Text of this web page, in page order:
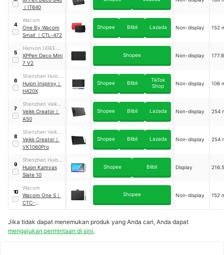
｜ IT640
4
Wacom
One By Wacom
Small ｜ CTL-472
Shopee Blibli Lazada Non-display 152
5
Hanvon UGEE
Technology
XPPen Deco Mini
7 V2
Shopee Non-display
6
Shenzhen Huion
Trend
Technology
Huion Inspiroy ｜
H420X
Shopee Blibli
TikTok
Shop
Non-display 106
7
Shenzhen Veikk
Technology
Veikk Creator ｜
A50
Shopee Blibli Lazada Non-display 254
8
Shenzhen Veikk
Technology
Veikk Creator ｜
VK1060Pro
Shopee Blibli Lazada Non-display 254
9
Shenzhen Huion
Trend
Technology
Huion Kamvas
Slate 10
Shopee Blibli Display
10
Wacom
Wacom One S ｜
CTC-
4110WL/WOC
Shopee Non-display 152
Jika tidak dapat menemukan produk yang Anda cari, Anda dapat
mengajukan permintaan di sini.